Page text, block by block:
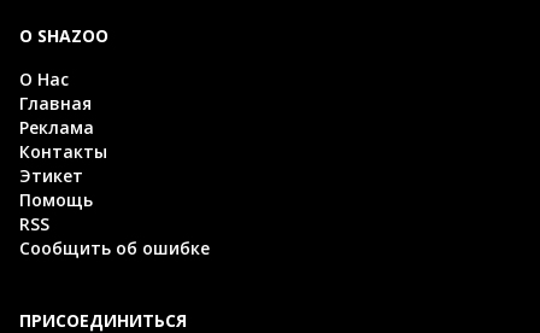
О SHAZOO
О Нас
Главная
Реклама
Контакты
Этикет
Помощь
RSS
Сообщить об ошибке
ПРИСОЕДИНИТЬСЯ